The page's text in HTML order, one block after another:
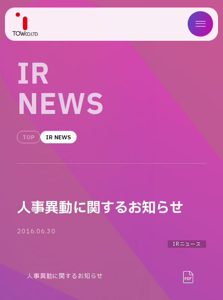
ABOUT US
WORKS
COMPANY
IR
IR
NEWS
TOP IR NEWS
人事異動に関するお知らせ
2016.06.30
IRニュース
人事異動に関するお知らせ